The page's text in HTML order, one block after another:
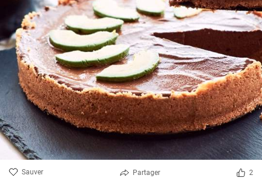
Sauver Partager 2